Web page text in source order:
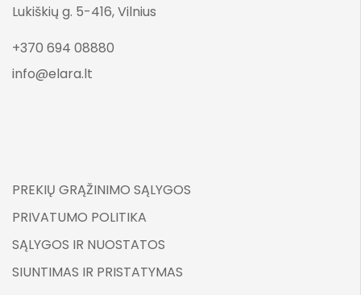
Lukiškių g. 5-416, Vilnius
+370 694 08880
info@elara.lt
PREKIŲ GRĄŽINIMO SĄLYGOS
PRIVATUMO POLITIKA
SĄLYGOS IR NUOSTATOS
SIUNTIMAS IR PRISTATYMAS